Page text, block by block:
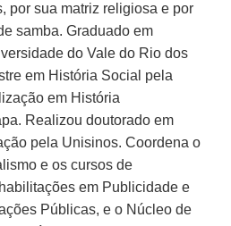
por sua matriz religiosa e por
samba. Graduado em
do Vale do Rio dos
em História Social pela
em História
Realizou doutorado em
pela Unisinos. Coordena o
e os cursos de
em Publicidade e
Públicas, e o Núcleo de